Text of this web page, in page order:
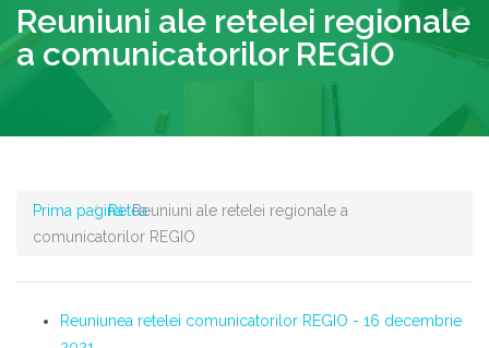
Reuniuni ale retelei regionale
a comunicatorilor REGIO
Prima paginaReteaReuniuni ale retelei regionale a
comunicatorilor REGIO
Reuniunea retelei comunicatorilor REGIO - 16 decembrie